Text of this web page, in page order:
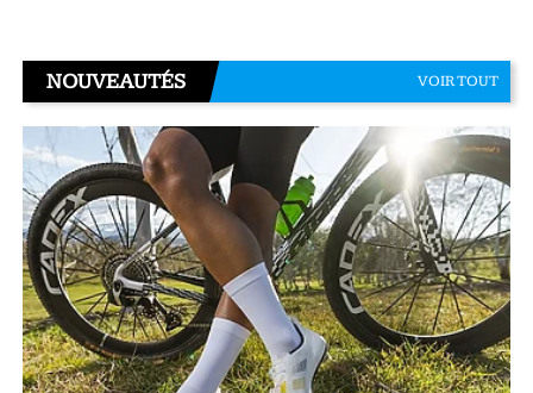
NOUVEAUTÉS VOIR TOUT